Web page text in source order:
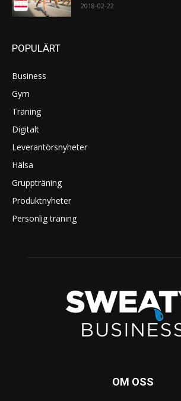
2018-02-22
POPULÄRT
Business
Gym
Träning
Digitalt
Leverantörsnyheter
Hälsa
Gruppträning
Produktnyheter
Personlig träning
OM OSS